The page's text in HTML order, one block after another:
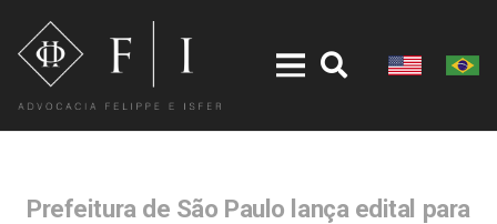
Prefeitura de São Paulo lança edital para